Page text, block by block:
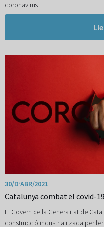
coronavirus
30/D’ABR/2021
Catalunya combat el covid-
El Govern de la Generalitat de
construcció industrialitzada per